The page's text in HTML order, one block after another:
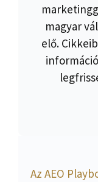
magyar
elő.
Az AEO